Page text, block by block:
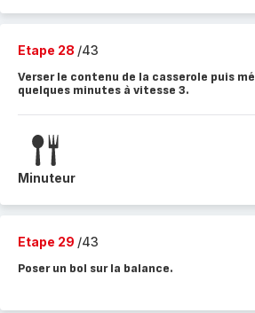
Etape 28 /43
Verser le contenu de la casserole puis
quelques minutes à vitesse 3.
Minuteur
Etape 29 /43
Poser un bol sur la balance.